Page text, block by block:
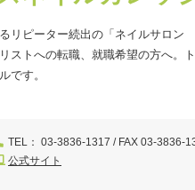
リピーター続出の「ネイルサロ
ストへの転職、就職希望の方へ。
です。
TEL： 03-3836-1317 / FAX 03-3836-
公式サイト